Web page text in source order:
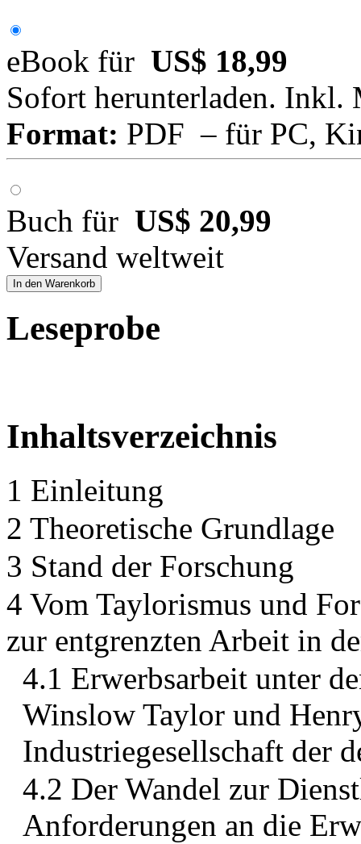
eBook für US$ 18,99
Sofort herunterladen. Inkl.
Format: PDF – für PC,
Buch für US$ 20,99
Versand weltweit
In den Warenkorb
Leseprobe
Inhaltsverzeichnis
1 Einleitung
2 Theoretische Grundlage
3 Stand der Forschung
4 Vom Taylorismus und
zur entgrenzten Arbeit in
4.1 Erwerbsarbeit unter
Winslow Taylor und
Industriegesellschaft der
4.2 Der Wandel zur
Anforderungen an die